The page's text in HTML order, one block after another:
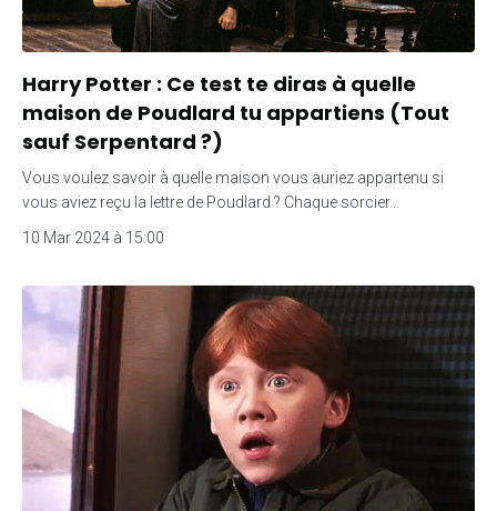
Harry Potter : Ce test te diras à quelle
maison de Poudlard tu appartiens (Tout
sauf Serpentard ?)
Vous voulez savoir à quelle maison vous auriez appartenu si
vous aviez reçu la lettre de Poudlard ? Chaque sorcier…
10 Mar 2024 à 15:00